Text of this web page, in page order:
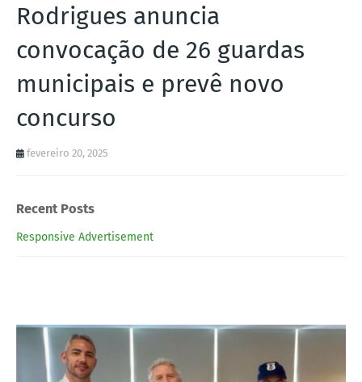
Rodrigues anuncia
convocação de 26 guardas
municipais e prevê novo
concurso
fevereiro 20, 2025
Recent Posts
Responsive Advertisement